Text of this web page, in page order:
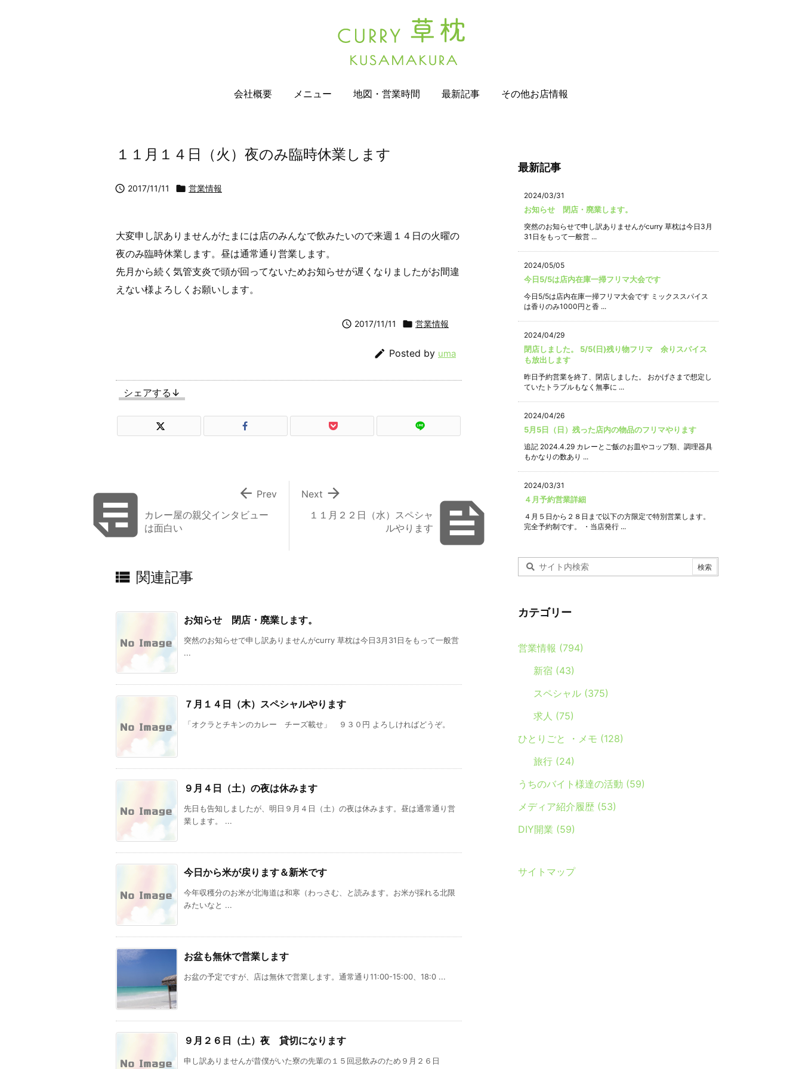
会社概要 メニュー 地図・営業時間 最新記事 その他お店情報
１１月１４日（火）夜のみ臨時休業します
 2017/11/11  営業情報
大変申し訳ありませんがたまには店のみんなで飲みたいので来週１４日の火曜の
夜のみ臨時休業します。昼は通常通り営業します。
先月から続く気管支炎で頭が回ってないためお知らせが遅くなりましたがお間違
えない様よろしくお願いします。
 2017/11/11  営業情報
 Posted by uma
シェアする↓

１１月２２日（水）スペシャ
ルやります

Next
カレー屋の親父インタビュー
は面白い
 Prev
 関連記事
お知らせ 閉店・廃業します。
突然のお知らせで申し訳ありませんがcurry 草枕は今日3月31日をもって一般営
...
７月１４日（木）スペシャルやります
「オクラとチキンのカレー チーズ載せ」 ９３０円 よろしければどうぞ。
９月４日（土）の夜は休みます
先日も告知しましたが、明日９月４日（土）の夜は休みます。昼は通常通り営
業します。 ...
今日から米が戻ります＆新米です
今年収穫分のお米が北海道は和寒（わっさむ、と読みます。お米が採れる北限
みたいなと ...
お盆も無休で営業します
お盆の予定ですが、店は無休で営業します。通常通り11:00-15:00、18:0 ...
９月２６日（土）夜 貸切になります
申し訳ありませんが昔僕がいた寮の先輩の１５回忌飲みのため９月２６日
最新記事
2024/03/31
お知らせ 閉店・廃業します。
突然のお知らせで申し訳ありませんがcurry 草枕は今日3月
31日をもって一般営 ...
2024/05/05
今日5/5は店内在庫一掃フリマ大会です
今日5/5は店内在庫一掃フリマ大会です ミックススパイス
は香りのみ1000円と香 ...
2024/04/29
閉店しました。 5/5(日)残り物フリマ 余りスパイス
も放出します
昨日予約営業を終了、閉店しました。 おかげさまで想定し
ていたトラブルもなく無事に ...
2024/04/26
5月5日（日）残った店内の物品のフリマやります
追記 2024.4.29 カレーとご飯のお皿やコップ類、調理器具
もかなりの数あり ...
2024/03/31
４月予約営業詳細
４月５日から２８日まで以下の方限定で特別営業します。
完全予約制です。 ・当店発行 ...
カテゴリー
営業情報 (794)
新宿 (43)
スペシャル (375)
求人 (75)
ひとりごと ・メモ (128)
旅行 (24)
うちのバイト様達の活動 (59)
メディア紹介履歴 (53)
DIY開業 (59)
サイトマップ